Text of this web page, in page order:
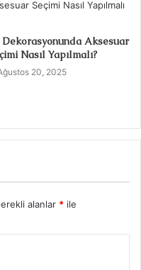
Dekorasyonunda Aksesuar
Nasıl Yapılmalı?
20, 2025
alanlar * ile